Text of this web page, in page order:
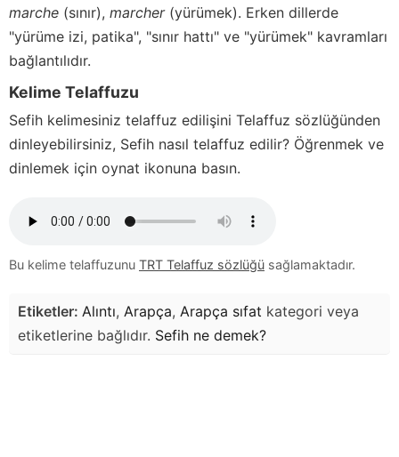
marche (sınır), marcher(yürümek). Erken dillerde
"yürüme izi, patika", "sınır hattı" ve "yürümek" kavramları
bağlantılıdır.
Kelime Telaffuzu
Sefih kelimesiniz telaffuz edilişini Telaffuz sözlüğünden
dinleyebilirsiniz, Sefih nasıl telaffuz edilir? Öğrenmek ve
dinlemek için oynat ikonuna basın.
Bu kelime telaffuzunu TRT Telaffuz sözlüğü sağlamaktadır.
Etiketler: Alıntı, Arapça, Arapça sıfat kategori veya
etiketlerine bağlıdır. Sefih ne demek?